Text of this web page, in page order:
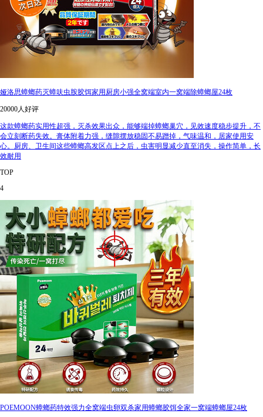
娅洛思蟑螂药灭蟑呋虫胺胶饵家用厨房小强全窝端室内一窝端除蟑螂屋24枚
20000人好评
这款蟑螂药实用性超强，灭杀效果出众，能够端掉蟑螂巢穴，见效速度稳步提升，不
会立刻断药失效。膏体附着力强，缝隙摆放稳固不易蹭掉，气味温和，居家使用安
心。厨房、卫生间这些蟑螂高发区点上之后，虫害明显减少直至消失，操作简单，长
效耐用
TOP
4
POEMOON蟑螂药特效强力全窝端虫卵双杀家用蟑螂胶饵全家一窝端蟑螂屋24枚